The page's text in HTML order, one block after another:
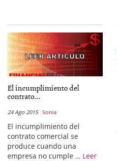
El incumplimiento del
contrato...
24 Ago 2015 Sonia
El incumplimiento del
contrato comercial se
produce cuando una
empresa no cumple … Leer